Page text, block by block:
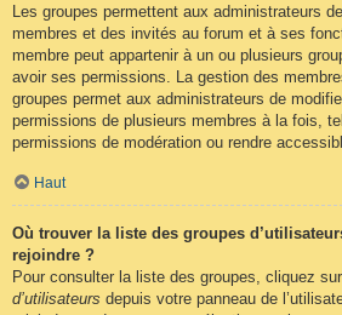
Les groupes permettent aux administrateurs
membres et des invités au forum et à ses
membre peut appartenir à un ou plusieurs
avoir ses permissions. La gestion des
groupes permet aux administrateurs de
permissions de plusieurs membres à la fois,
permissions de modération ou rendre
Haut
Où trouver la liste des groupes
rejoindre ?
Pour consulter la liste des groupes, cliquez
d’utilisateurs depuis votre panneau de